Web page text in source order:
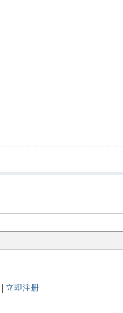
|立即注册